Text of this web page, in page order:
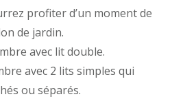
profiter d’un moment de
de jardin.
avec lit double.
avec 2 lits simples qui
ou séparés.